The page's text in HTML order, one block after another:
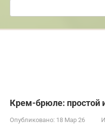
Поиск:
Крем-брюле: простой
Опубликовано: 18 Мар 26